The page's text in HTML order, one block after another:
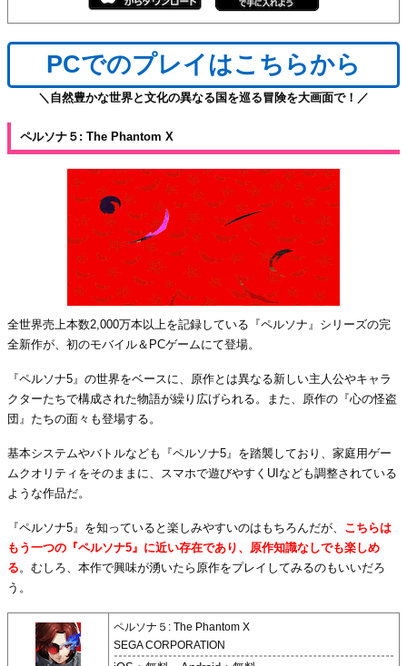
PCでのプレイはこちらから
＼自然豊かな世界と文化の異なる国を巡る冒険を大画面で！／
ペルソナ５: The Phantom X
全世界売上本数2,000万本以上を記録している『ペルソナ』シリーズの完
全新作が、初のモバイル＆PCゲームにて登場。
『ペルソナ5』の世界をベースに、原作とは異なる新しい主人公やキャラ
クターたちで構成された物語が繰り広げられる。また、原作の『心の怪盗
団』たちの面々も登場する。​
基本システムやバトルなども『ペルソナ5』を踏襲しており、家庭用ゲー
ムクオリティをそのままに、スマホで遊びやすくUIなども調整されている
ような作品だ。
『ペルソナ5』を知っていると楽しみやすいのはもちろんだが、 こちらは
もう一つの『ペルソナ5』に近い存在であり、原作知識なしでも楽しめ
る 。むしろ、本作で興味が湧いたら原作をプレイしてみるのもいいだろ
う。
ペルソナ５: The Phantom X
SEGA CORPORATION